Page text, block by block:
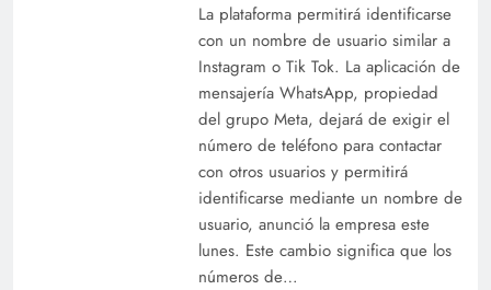
La plataforma permitirá identificarse
con un nombre de usuario similar a
Instagram o Tik Tok. La aplicación de
mensajería WhatsApp, propiedad
del grupo Meta, dejará de exigir el
número de teléfono para contactar
con otros usuarios y permitirá
identificarse mediante un nombre de
usuario, anunció la empresa este
lunes. Este cambio significa que los
números de…